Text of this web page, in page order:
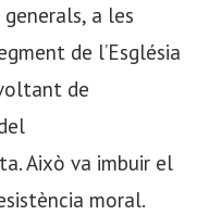
a les
de l’Església
de
Això va imbuir el
moral.